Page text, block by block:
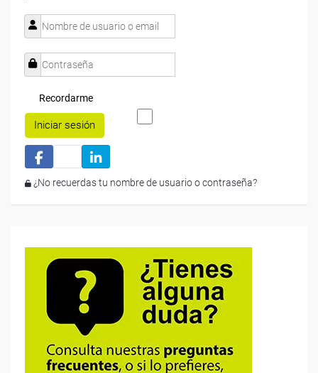
Recordarme
Iniciar sesión
¿No recuerdas tu nombre de usuario o contraseña?